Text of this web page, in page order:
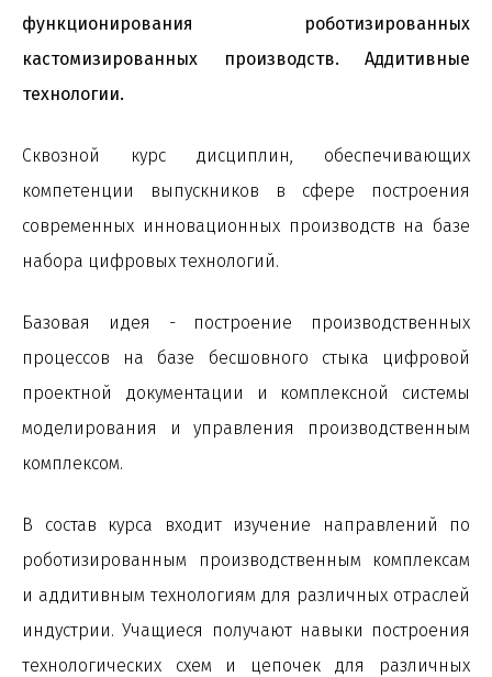
функционирования роботизированных
кастомизированных производств. Аддитивные
технологии.
Сквозной курс дисциплин, обеспечивающих
компетенции выпускников в сфере построения
современных инновационных производств на базе
набора цифровых технологий.
Базовая идея - построение производственных
процессов на базе бесшовного стыка цифровой
проектной документации и комплексной системы
моделирования и управления производственным
комплексом.
В состав курса входит изучение направлений по
роботизированным производственным комплексам
и аддитивным технологиям для различных отраслей
индустрии. Учащиеся получают навыки построения
технологических схем и цепочек для различных